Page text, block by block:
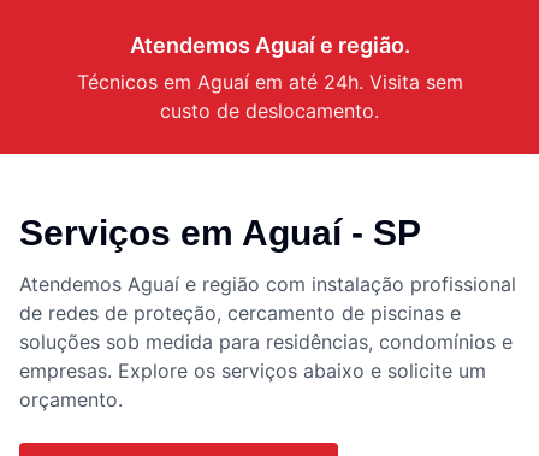
Atendemos Aguaíe região.
Técnicos em Aguaíem até 24h. Visita sem
custo de deslocamento.
Serviços em Aguaí- SP
Atendemos Aguaí e região com instalação profissional
de redes de proteção, cercamento de piscinas e
soluções sob medida para residências, condomínios e
empresas. Explore os serviços abaixo e solicite um
orçamento.